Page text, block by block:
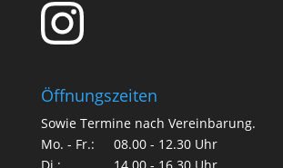
Öffnungszeiten
Sowie Termine nach Vereinbarung.
Mo. - Fr.:
08.00 - 12.30 Uhr